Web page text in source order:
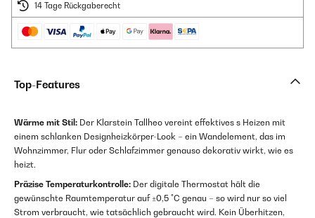
14 Tage Rückgaberecht
Top-Features
Wärme mit Stil: Der Klarstein Tallheo vereint effektives s Heizen mit
einem schlanken Designheizkörper-Look – ein Wandelement, das im
Wohnzimmer, Flur oder Schlafzimmer genauso dekorativ wirkt, wie es
heizt.
Präzise Temperaturkontrolle: Der digitale Thermostat hält die
gewünschte Raumtemperatur auf ±0,5 °C genau – so wird nur so viel
Strom verbraucht, wie tatsächlich gebraucht wird. Kein Überhitzen,